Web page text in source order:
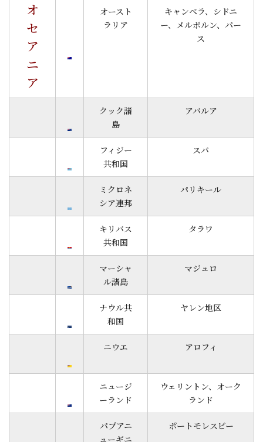
オ
セ
ア
ニ
ア
オースト
ラリア
キャンベラ、シドニ
ー、メルボルン、パー
ス
クック諸
島
アバルア
フィジー
共和国
スバ
ミクロネ
シア連邦
パリキール
キリバス
共和国
タラワ
マーシャ
ル諸島
マジュロ
ナウル共
和国
ヤレン地区
ニウエ アロフィ
ニュージ
ーランド
ウェリントン、オーク
ランド
パプアニ
ューギニ
ポートモレスビー